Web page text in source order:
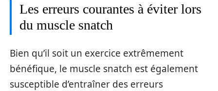
Les erreurs courantes à éviter lors
du muscle snatch
Bien qu’il soit un exercice extrêmement
bénéfique, le muscle snatch est également
susceptible d’entraîner des erreurs